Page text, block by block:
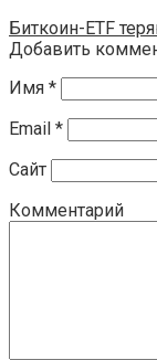
Биткоин-ETF
Добавить
Имя *
Email *
Сайт
Комментарий